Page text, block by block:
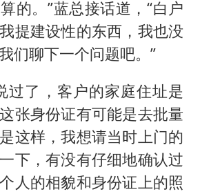
的。”蓝总接话道，“白户
提建设性的东西，我也没
们聊下一个问题吧。”
过了，客户的家庭住址是
张身份证有可能是去批量
这样，我想请当时上门的
下，有没有仔细地确认过
人的相貌和身份证上的照